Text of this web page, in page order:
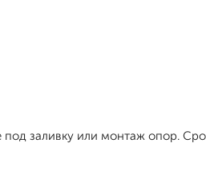
заливку или монтаж опор.